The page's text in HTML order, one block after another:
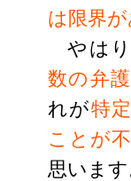
は限界が
やは
数の弁
れが特
ことが
思います